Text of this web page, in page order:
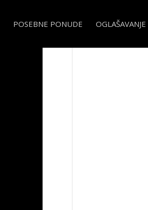
POSEBNE PONUDE OGLAŠAVANJE